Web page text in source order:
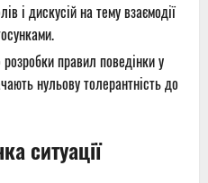
і дискусій на тему взаємодії
правил поведінки у
нульову толерантність до
ситуації